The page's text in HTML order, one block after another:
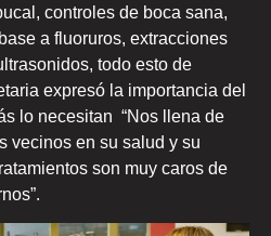
controles de boca sana,
a fluoruros, extracciones
todo esto de
expresó la importancia del
lo necesitan “Nos llena de
vecinos en su salud y su
son muy caros de